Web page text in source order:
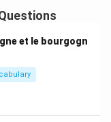
et le bourgogn